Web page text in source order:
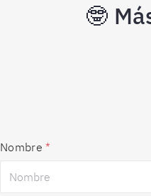
🤓
Nombre *